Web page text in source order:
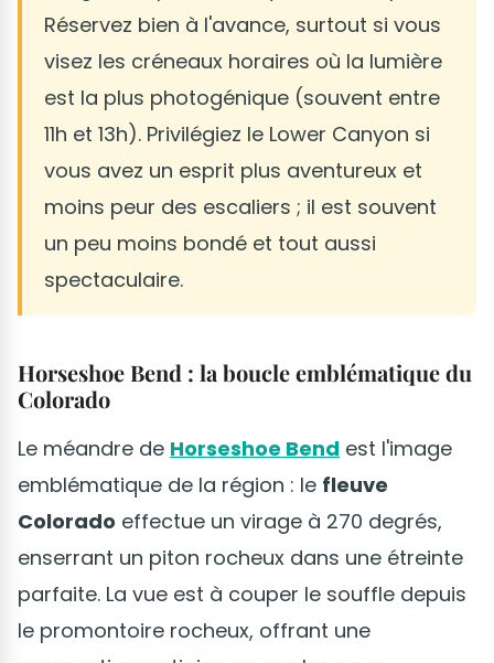
Réservez bien à l'avance, surtout si vous
visez les créneaux horaires où la lumière
est la plus photogénique (souvent entre
11h et 13h). Privilégiez le Lower Canyon si
vous avez un esprit plus aventureux et
moins peur des escaliers ; il est souvent
un peu moins bondé et tout aussi
spectaculaire.
Horseshoe Bend : la boucle emblématique du
Colorado
Le méandre de Horseshoe Bend est l'image
emblématique de la région : le fleuve
Colorado effectue un virage à 270 degrés,
enserrant un piton rocheux dans une étreinte
parfaite. La vue est à couper le souffle depuis
le promontoire rocheux, offrant une